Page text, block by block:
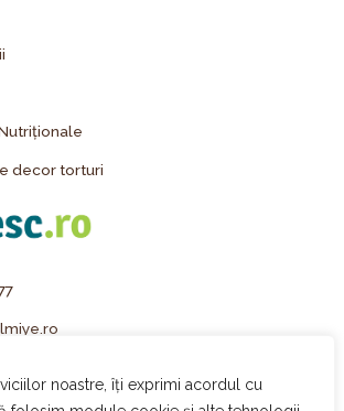
noastre, îți exprimi acordul cu
decor torturi
pe Instagram